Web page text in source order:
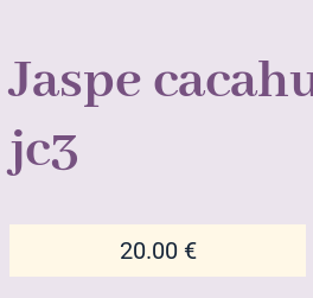
Jaspe
jc3
20.00 €